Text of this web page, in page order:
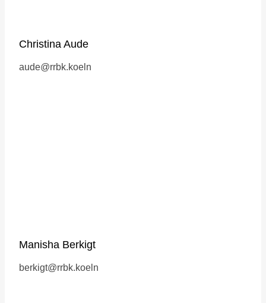
Christina Aude
aude@rrbk.koeln
Manisha Berkigt
berkigt@rrbk.koeln